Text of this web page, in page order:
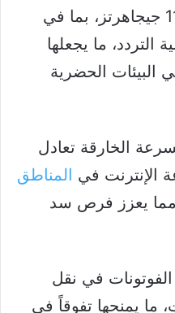
واسعاً يمتد من 0.5 إلى 115 جيجاهرتز، بما في
التردد، ما يجعلها
البيئات الحضرية
الخارقة تعادل
المناطق
مما يعزز فرص سد
الفوتونات في نقل
ما يمنحها تفوقاً في